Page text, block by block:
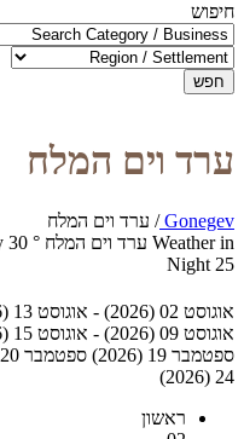
חיפוש
חפש
ערד וים המלח
Gonegev
/ ערד וים המלח
Weather in ערד וים המלח
°
30
25
Night
אוגוסט 02 (2026) - אוגוסט 13 (2026)
אוגוסט 09 (2026) - אוגוסט 15 (2026)
ספטמבר 19 (2026)
ספטמבר 20 (2026) - ספטמבר 26 (2026)
24 (2026)
ראשון